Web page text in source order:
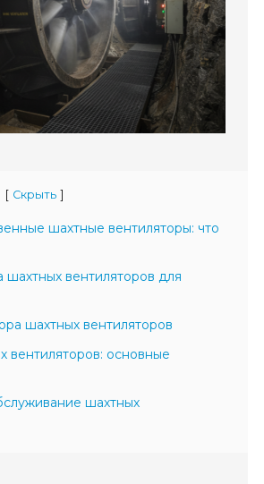
[ Скрыть ]
шахтные вентиляторы: что
вентиляторов для
шахтных вентиляторов
вентиляторов: основные
шахтных